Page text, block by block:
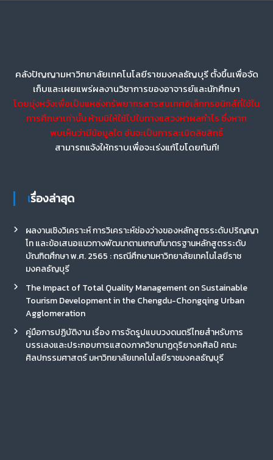
คลังปัญญามหาวิทยาลัยเทคโนโลยีราชมงคลธัญบุรี ตั้งขึ้นเพื่อจัด
เก็บและเผยแพร่ผลงานวิชาการของอาจารย์และนักศึกษา
โดยมุ่งหวังเพื่อเป็นแหล่งทรัพยากรสารสนเทศอิเล็กทรอนิกส์ที่ใช้ใน
การศึกษาเท่านั้น ห้ามมิให้ใช้ไปในทางแสวงหาผลกำไร ซึ่งหาก
พบเห็นว่ามีข้อมูลใด อันจะเป็นการละเมิดลิขสิทธิ์
สามารถแจ้งให้ทราบเพื่อจะเร่งแก้ไขโดยทันที!
เรื่องล่าสุด
ผลงานเชิงวิเคราะห์ การวิเคราะห์ช่องว่างของหลักสูตรระดับปริญญา
โท และข้อเสนอแนวทางพัฒนาตามเกณฑ์มาตรฐานหลักสูตรระดับ
บัณฑิตศึกษา พ.ศ. 2565 : กรณีศึกษามหาวิทยาลัยเทคโนโลยีราช
มงคลธัญบุรี
The Impact of Total Quality Management on Sustainable
Tourism Development in the Chengdu-Chongqing Urban
Agglomeration
คู่มือการปฏิบัติงาน เรื่อง การจัดรูปแบบวงดนตรีไทยสำหรับการ
บรรเลงและประกอบการแสดงภาควิชานาฏดุริยางคศิลป์ คณะ
ศิลปกรรมศาสตร์ มหาวิทยาลัยเทคโนโลยีราชมงคลธัญบุรี